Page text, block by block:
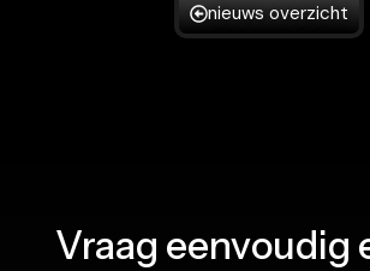
nieuws overzicht
Vraag eenvoudig